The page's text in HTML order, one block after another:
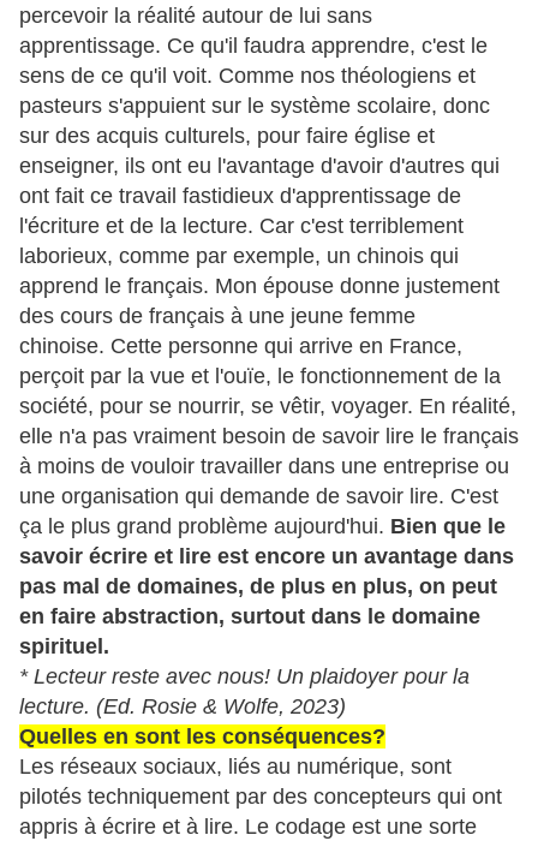
percevoir la réalité autour de lui sans
apprentissage. Ce qu'il faudra apprendre, c'est le
sens de ce qu'il voit. Comme nos théologiens et
pasteurs s'appuient sur le système scolaire, donc
sur des acquis culturels, pour faire église et
enseigner, ils ont eu l'avantage d'avoir d'autres qui
ont fait ce travail fastidieux d'apprentissage de
l'écriture et de la lecture. Car c'est terriblement
laborieux, comme par exemple, un chinois qui
apprend le français. Mon épouse donne justement
des cours de français à une jeune femme
chinoise. Cette personne qui arrive en France,
perçoit par la vue et l'ouïe, le fonctionnement de la
société, pour se nourrir, se vêtir, voyager. En réalité,
elle n'a pas vraiment besoin de savoir lire le français
à moins de vouloir travailler dans une entreprise ou
une organisation qui demande de savoir lire. C'est
ça le plus grand problème aujourd'hui. Bien que le
savoir écrire et lire est encore un avantage dans
pas mal de domaines, de plus en plus, on peut
en faire abstraction, surtout dans le domaine
spirituel.
* Lecteur reste avec nous! Un plaidoyer pour la
lecture. (Ed. Rosie & Wolfe, 2023)
Quelles en sont les conséquences?
Les réseaux sociaux, liés au numérique, sont
pilotés techniquement par des concepteurs qui ont
appris à écrire et à lire. Le codage est une sorte